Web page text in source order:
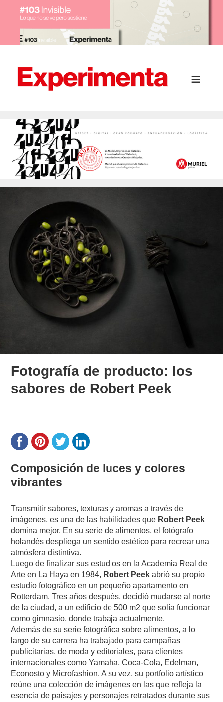
Fotografía de producto: los
sabores de Robert Peek
Composición de luces y colores
vibrantes
Transmitir sabores, texturas y aromas a través de
imágenes, es una de las habilidades que Robert Peek
domina mejor. En su serie de alimentos, el fotógrafo
holandés despliega un sentido estético para recrear una
atmósfera distintiva.
Luego de finalizar sus estudios en la Academia Real de
Arte en La Haya en 1984, Robert Peek abrió su propio
estudio fotográfico en un pequeño apartamento en
Rotterdam. Tres años después, decidió mudarse al norte
de la ciudad, a un edificio de 500 m2 que solía funcionar
como gimnasio, donde trabaja actualmente.
Además de su serie fotográfica sobre alimentos, a lo
largo de su carrera ha trabajado para campañas
publicitarias, de moda y editoriales, para clientes
internacionales como Yamaha, Coca-Cola, Edelman,
Econosto y Microfashion. A su vez,su portfolio artístico
reúne una colección de imágenes en las que refleja la
esencia de paisajes y personajes retratados durante sus